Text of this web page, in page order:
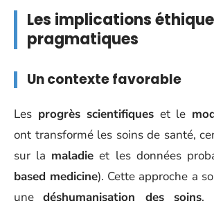
Les implications
pragmatiques
Un contexte favorable
Les progrès scientifiques et le
ont transformé les soins de santé,
sur la maladie et les données
based medicine). Cette approche a
unedéshumanisation des soins.